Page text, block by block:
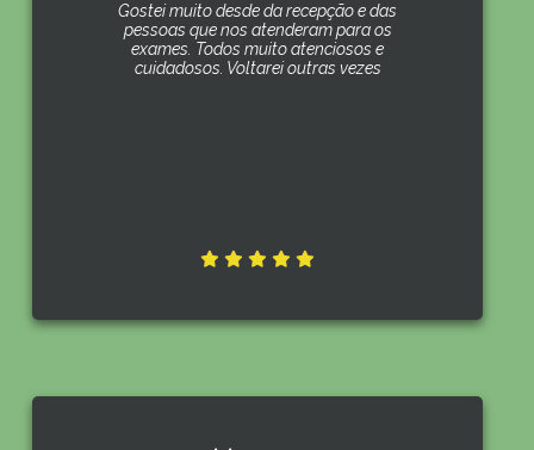
Gostei muito desde da recepção e das
pessoas que nos atenderam para os
exames. Todos muito atenciosos e
cuidadosos. Voltarei outras vezes